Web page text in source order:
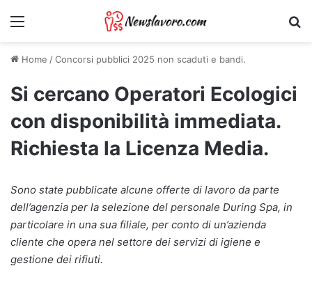
Menu
Home /Concorsi pubblici 2025 non scaduti e bandi.
Si cercano Operatori Ecologici
con disponibilità immediata.
Richiesta la Licenza Media.
Sono state pubblicate alcune offerte di lavoro da parte
dell’agenzia per la selezione del personale During Spa, in
particolare in una sua filiale, per conto di un’azienda
cliente che opera nel settore dei servizi di igiene e
gestione dei rifiuti.